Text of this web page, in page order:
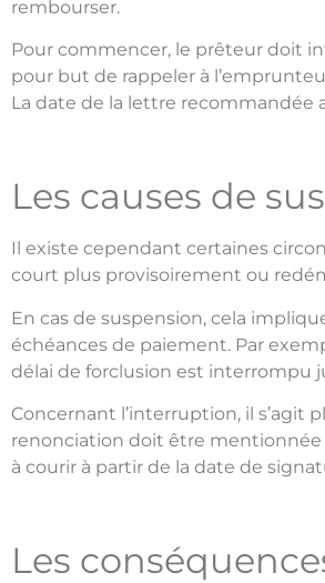
rembourser.
Pour commencer, le prêteur doit
pour but de rappeler à
La date de la lettre recommandée
Les causes de
Il existe cependant certaines
court plus provisoirement ou
En cas de suspension, cela
échéances de paiement. Par
délai de forclusion est interrompu
Concernant l’interruption, il
renonciation doit être mentionnée
à courir à partir de la date de
Les